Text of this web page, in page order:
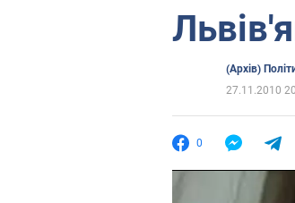
(Архів)
27.11.2010
0